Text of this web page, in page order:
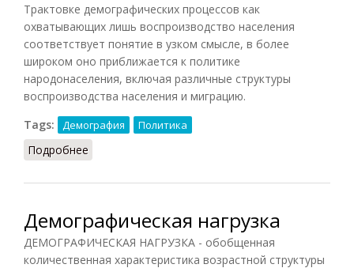
Трактовке демографических процессов как
охватывающих лишь воспроизводство населения
соответствует понятие в узком смысле, в более
широком оно приближается к политике
народонаселения, включая различные структуры
воспроизводства населения и миграцию.
Tags:
Демография Политика
Подробнее
Демографическая нагрузка
ДЕМОГРАФИЧЕСКАЯ НАГРУЗКА - обобщенная
количественная характеристика возрастной структуры